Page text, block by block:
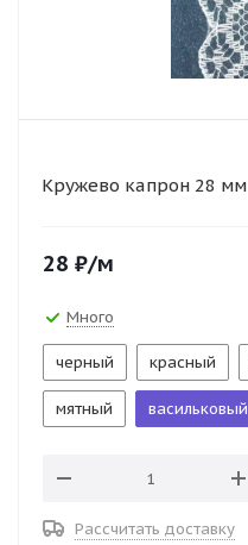
Кружево капрон 28 мм
28 ₽/м
Много
черный красный
мятный васильковый
Рассчитать доставку